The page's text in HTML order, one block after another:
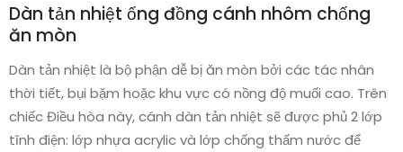
Dàn tản nhiệt ống đồng cánh nhôm chống
ăn mòn
Dàn tản nhiệt là bộ phận dễ bị ăn mòn bởi các tác nhân
thời tiết, bụi bặm hoặc khu vực có nồng độ muối cao. Trên
chiếc Điều hòa này, cánh dàn tản nhiệt sẽ được phủ 2 lớp
tĩnh điện: lớp nhựa acrylic và lớp chống thấm nước để